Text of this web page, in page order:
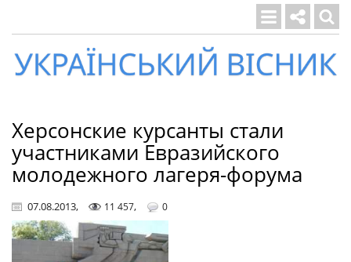
Український
вісник
Херсонские курсанты стали
участниками Евразийского
молодежного лагеря-форума
07.08.2013, 11 457, 0